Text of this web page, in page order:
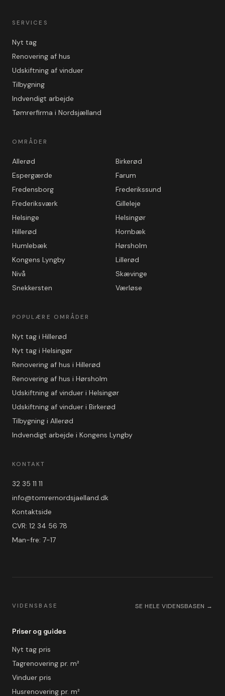
SERVICES
Nyt tag
Renovering af hus
Udskiftning af vinduer
Tilbygning
Indvendigt arbejde
Tømrerfirma i Nordsjælland
OMRÅDER
Allerød
Birkerød
Espergærde
Farum
Fredensborg
Frederikssund
Frederiksværk
Gilleleje
Helsinge
Helsingør
Hillerød
Hornbæk
Humlebæk
Hørsholm
Kongens Lyngby
Lillerød
Nivå
Skævinge
Snekkersten
Værløse
POPULÆRE OMRÅDER
Nyt tag i Hillerød
Nyt tag i Helsingør
Renovering af hus i Hillerød
Renovering af hus i Hørsholm
Udskiftning af vinduer i Helsingør
Udskiftning af vinduer i Birkerød
Tilbygning i Allerød
Indvendigt arbejde i Kongens Lyngby
KONTAKT
32 35 11 11
info@tomrernordsjaelland.dk
Kontaktside
CVR: 12 34 56 78
Man-fre: 7-17
VIDENSBASE SE HELE VIDENSBASEN →
Priser og guides
Nyt tag pris
Tagrenovering pr. m²
Vinduer pris
Husrenovering pr. m²